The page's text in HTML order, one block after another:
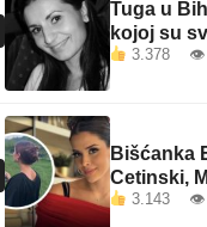
Tuga u
kojoj su
3.378 👁
Bišćanka
Cetinski,
3.143 👁